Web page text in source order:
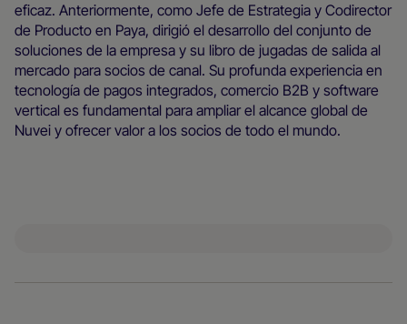
eficaz. Anteriormente, como Jefe de Estrategia y Codirector
de Producto en Paya, dirigió el desarrollo del conjunto de
soluciones de la empresa y su libro de jugadas de salida al
mercado para socios de canal. Su profunda experiencia en
tecnología de pagos integrados, comercio B2B y software
vertical es fundamental para ampliar el alcance global de
Nuvei y ofrecer valor a los socios de todo el mundo.